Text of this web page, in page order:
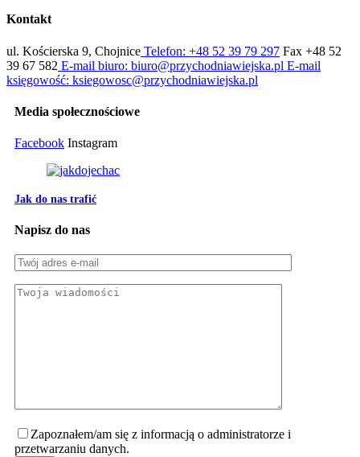
Kontakt
ul. Kościerska 9, Chojnice Telefon: +48 52 39 79 297 Fax +48 52
39 67 582 E-mail biuro: biuro@przychodniawiejska.pl E-mail
księgowość: ksiegowosc@przychodniawiejska.pl
Media społecznościowe
Facebook Instagram
Jak do nas trafić
Napisz do nas
Zapoznałem/am się z informacją o administratorze i
przetwarzaniu danych.